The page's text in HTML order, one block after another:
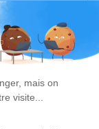
une
des
lieu
de Marthe
est